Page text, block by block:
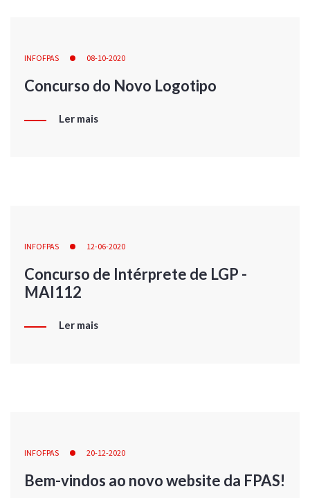
INFOFPAS 08-10-2020
Concurso do Novo Logotipo
Ler mais
INFOFPAS 12-06-2020
Concurso de Intérprete de LGP -
MAI112
Ler mais
INFOFPAS 20-12-2020
Bem-vindos ao novo website da FPAS!